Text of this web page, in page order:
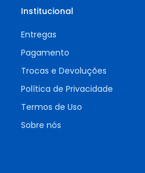
Institucional
Entregas
Pagamento
Trocas e Devoluções
Política de Privacidade
Termos de Uso
Sobre nós